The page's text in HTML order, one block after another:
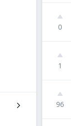
0
1
96